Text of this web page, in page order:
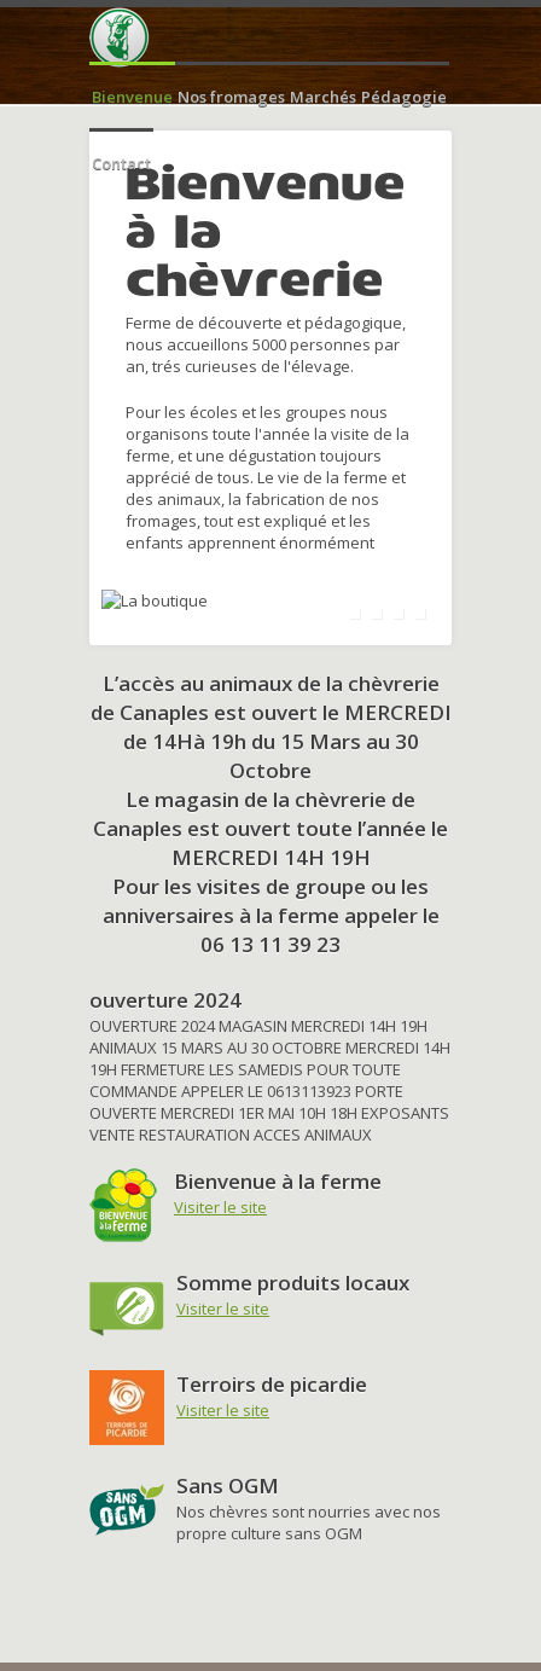
Bienvenue Nos fromages Marchés Pédagogie
ContactBienvenue
à la
chèvrerie
Ferme de découverte et pédagogique,
nous accueillons 5000 personnes par
an, trés curieuses de l'élevage.
Pour les écoles et les groupes nous
organisons toute l'année la visite de la
ferme, et une dégustation toujours
apprécié de tous. Le vie de la ferme et
des animaux, la fabrication de nos
fromages, tout est expliqué et les
enfants apprennent énormément
L’accès au animaux de la chèvrerie
de Canaples est ouvert le MERCREDI
de 14Hà 19h du 15 Mars au 30
Octobre
Le magasin de la chèvrerie de
Canaples est ouvert toute l’année le
MERCREDI 14H 19H
Pour les visites de groupe ou les
anniversaires à la ferme appeler le
06 13 11 39 23
ouverture 2024
OUVERTURE 2024 MAGASIN MERCREDI 14H 19H
ANIMAUX 15 MARS AU 30 OCTOBRE MERCREDI 14H
19H FERMETURE LES SAMEDIS POUR TOUTE
COMMANDE APPELER LE 0613113923 PORTE
OUVERTE MERCREDI 1ER MAI 10H 18H EXPOSANTS
VENTE RESTAURATION ACCES ANIMAUX
Bienvenue à la ferme
Visiter le site
Somme produits locaux
Visiter le site
Terroirs de picardie
Visiter le site
Sans OGM
Nos chèvres sont nourries avec nos
propre culture sans OGM